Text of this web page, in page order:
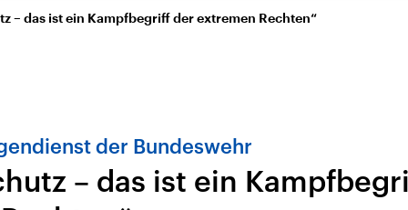
Nahostkonflikt
Iran
Aktuelle Lage und
– das ist ein Kampfbegriff der extremen Rechten“
der Bundeswehr
– das ist ein